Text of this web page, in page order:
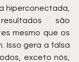
hiperconectada,
são
mesmo que os
Isso gera a falsa
exceto nós,